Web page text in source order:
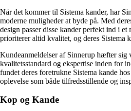
Når det kommer til Sistema kander, har
moderne muligheder at byde på. Med
design passer disse kander perfekt ind i et
prioriterer altid kvalitet, og deres Sistema
Kundeanmeldelser af Sinnerup hæfter sig
kvalitetsstandard og ekspertise inden for
fundet deres foretrukne Sistema kande
oplevelse som både tilfredsstillende og
Kop og Kande